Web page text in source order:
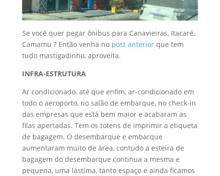
Se você quer pegar ônibus para Canavieiras, Itacaré,
Camamu ? Então venha no post anteriorque tem
tudo mastigadinho, aproveita.
INFRA-ESTRUTURA
Ar condicionado, até que enfim, ar-condicionado em
todo o aeroporto, no salão de embarque, no check-in
das empresas que está bem maior e acabaram as
filas apertadas. Tem os totens de imprimir a etiqueta
de bagagem. O desembarque e embarque
aumentaram muito de área, contudo a esteira de
bagagem do desembarque continua a mesma e
pequena, uma lástima, tanto espaço e ainda ficamos